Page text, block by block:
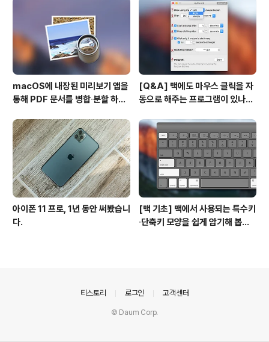
macOS에 내장된 미리보기 앱을
통해 PDF 문서를 병합∙분할 하는
[Q&A] 맥에도 마우스 클릭을 자
동으로 해주는 프로그램이 있나
아이폰 11 프로, 1년 동안 써봤습니
다.
[맥 기초] 맥에서 사용되는 특수키
∙단축키 모양을 쉽게 암기해 봅시
티스토리 로그인 고객센터
© Daum Corp.